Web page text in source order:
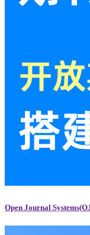
Open Journal